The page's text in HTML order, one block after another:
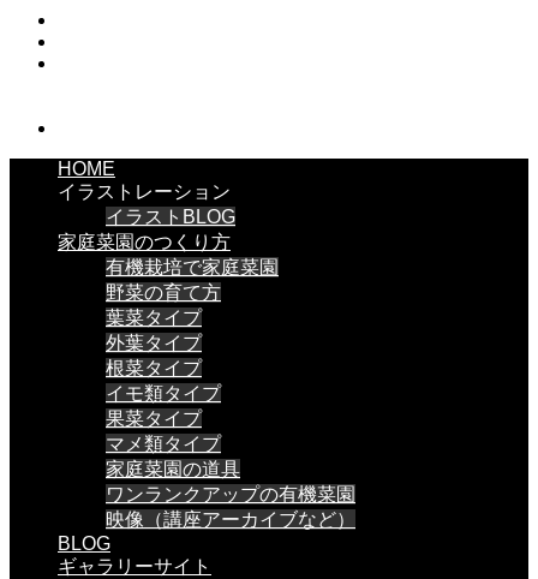
HOME
イラストレーション
イラストBLOG
家庭菜園のつくり方
有機栽培で家庭菜園
野菜の育て方
葉菜タイプ
外葉タイプ
根菜タイプ
イモ類タイプ
果菜タイプ
マメ類タイプ
家庭菜園の道具
ワンランクアップの有機菜園
映像（講座アーカイブなど）
BLOG
ギャラリーサイト